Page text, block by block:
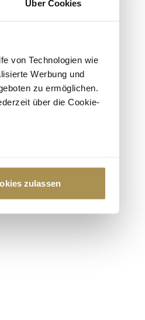
Über Cookies
von Technologien wie
Werbung und
zu ermöglichen.
über die Cookie-
im
anbieten zu können
diese Informationen
Ihrer Nutzung
zulassen